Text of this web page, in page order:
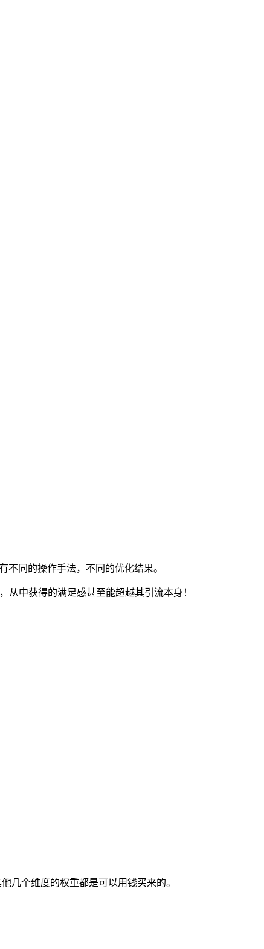
同的操作手法，不同的优化结果。
中获得的满足感甚至能超越其引流本身！
几个维度的权重都是可以用钱买来的。